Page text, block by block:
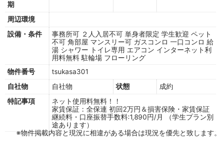
期
周辺環境
設備・条件
事務所可 ２人入居不可 単身者限定 学生歓迎 ペット
不可 角部屋 マンスリー可 ガスコンロ 一口コンロ 給
湯 シャワー トイレ専用 エアコン インターネット利
用料無料 駐輪場 フローリング
物件番号
tsukasa301
自社物
自社物 状態
成約
特記事項
ネット使用料無料！！
家賃保証：全保連 初回2万円＆損害保険・家賃保証
継続料・口座振替手数料:1,890円/月 （学生プラン別
途あります）
※物件掲載内容と現況に相違がある場合は現況を優先と致します。